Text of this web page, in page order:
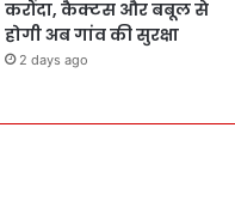
करौंदा, कैक्टस और बबूल से
होगी अब गांव की सुरक्षा
2 days ago